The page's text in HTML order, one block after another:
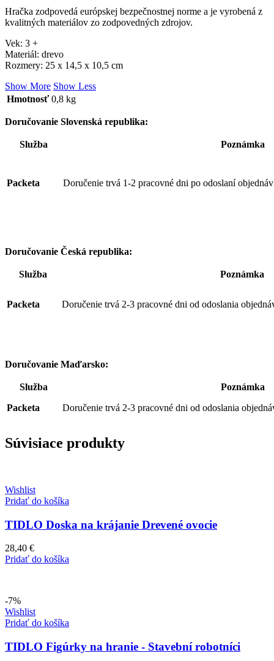
Hračka zodpovedá európskej bezpečnostnej norme a je vyrobená z
kvalitných materiálov zo zodpovedných zdrojov.
Vek: 3 +
Materiál: drevo
Rozmery: 25 x 14,5 x 10,5 cm
Show More Show Less
Hmotnosť 0,8 kg
Doručovanie Slovenská republika:
Služba Poznámka
Packeta Doručenie trvá 1-2 pracovné dni po odoslaní
Doručovanie Česká republika:
Služba Poznámka
Packeta Doručenie trvá 2-3 pracovné dni od odoslania
Doručovanie Maďarsko:
Služba
Poznámka
Packeta
Doručenie trvá 2-3 pracovné dni od odoslania
Súvisiace produkty
Wishlist
Pridať do košíka
TIDLO Doska na krájanie Drevené ovocie
28,40 €
Pridať do košíka
-7%
Wishlist
Pridať do košíka
TIDLO Figúrky na hranie - Stavební robotníci